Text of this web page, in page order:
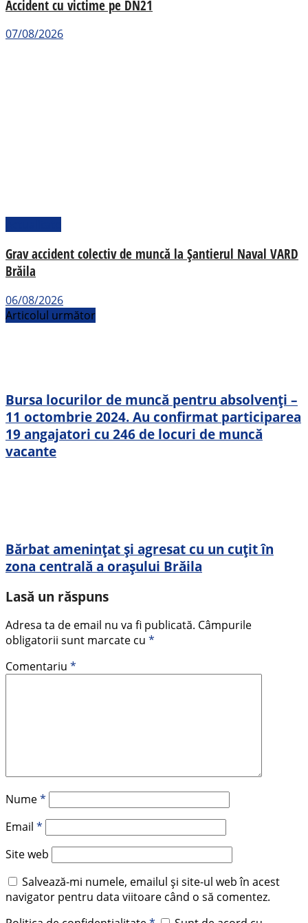
Accident cu victime pe DN21
07/08/2026
Grav accident colectiv de muncă la Șantierul Naval VARD
Brăila
06/08/2026
Articolul următor
Bursa locurilor de muncă pentru absolvenţi –
11 octombrie 2024. Au confirmat participarea
19 angajatori cu 246 de locuri de muncă
vacante
Bărbat amenințat și agresat cu un cuțit în
zona centrală a orașului Brăila
Lasă un răspuns
Adresa ta de email nu va fi publicată. Câmpurile
obligatorii sunt marcate cu *
Comentariu *
Nume*
Email *
Site web
Salvează-mi numele, emailul și site-ul web în acest
navigator pentru data viitoare când o să comentez.